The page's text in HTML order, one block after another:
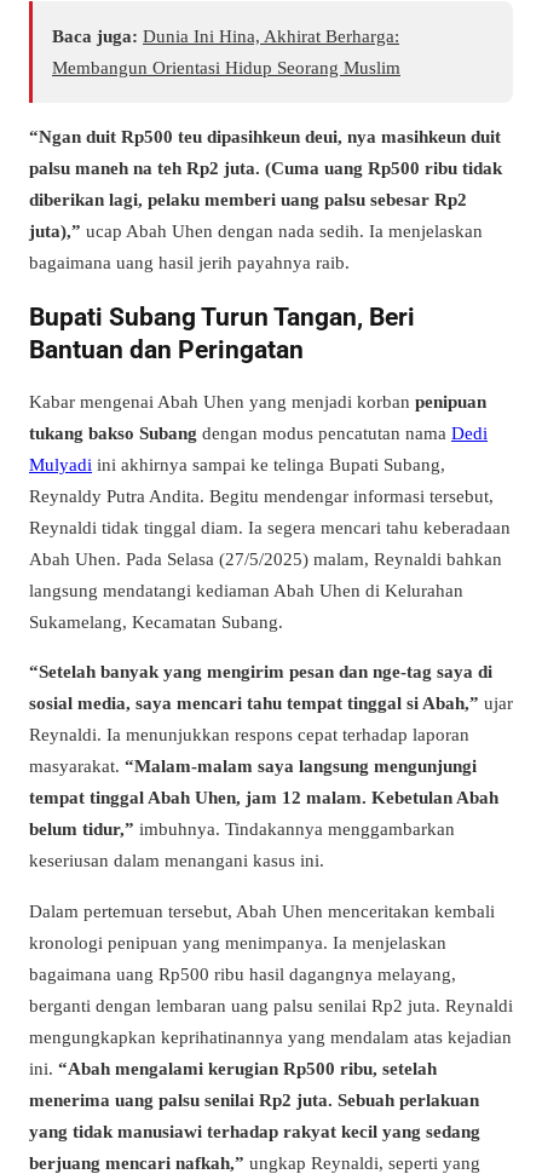
Baca juga: Dunia Ini Hina, Akhirat Berharga:
Membangun Orientasi Hidup Seorang Muslim
“Ngan duit Rp500 teu dipasihkeun deui, nya masihkeun duit
palsu maneh na teh Rp2 juta. (Cuma uang Rp500 ribu tidak
diberikan lagi, pelaku memberi uang palsu sebesar Rp2
juta),” ucap Abah Uhen dengan nada sedih. Ia menjelaskan
bagaimana uang hasil jerih payahnya raib.
Bupati Subang Turun Tangan, Beri
Bantuan dan Peringatan
Kabar mengenai Abah Uhen yang menjadi korban penipuan
tukang bakso Subang dengan modus pencatutan nama Dedi
Mulyadi ini akhirnya sampai ke telinga Bupati Subang,
Reynaldy Putra Andita. Begitu mendengar informasi tersebut,
Reynaldi tidak tinggal diam. Ia segera mencari tahu keberadaan
Abah Uhen. Pada Selasa (27/5/2025) malam, Reynaldi bahkan
langsung mendatangi kediaman Abah Uhen di Kelurahan
Sukamelang, Kecamatan Subang.
“Setelah banyak yang mengirim pesan dan nge-tag saya di
sosial media, saya mencari tahu tempat tinggal si Abah,” ujar
Reynaldi. Ia menunjukkan respons cepat terhadap laporan
masyarakat. “Malam-malam saya langsung mengunjungi
tempat tinggal Abah Uhen, jam 12 malam. Kebetulan Abah
belum tidur,” imbuhnya. Tindakannya menggambarkan
keseriusan dalam menangani kasus ini.
Dalam pertemuan tersebut, Abah Uhen menceritakan kembali
kronologi penipuan yang menimpanya. Ia menjelaskan
bagaimana uang Rp500 ribu hasil dagangnya melayang,
berganti dengan lembaran uang palsu senilai Rp2 juta. Reynaldi
mengungkapkan keprihatinannya yang mendalam atas kejadian
ini. “Abah mengalami kerugian Rp500 ribu, setelah
menerima uang palsu senilai Rp2 juta. Sebuah perlakuan
yang tidak manusiawi terhadap rakyat kecil yang sedang
berjuang mencari nafkah,” ungkap Reynaldi, seperti yang